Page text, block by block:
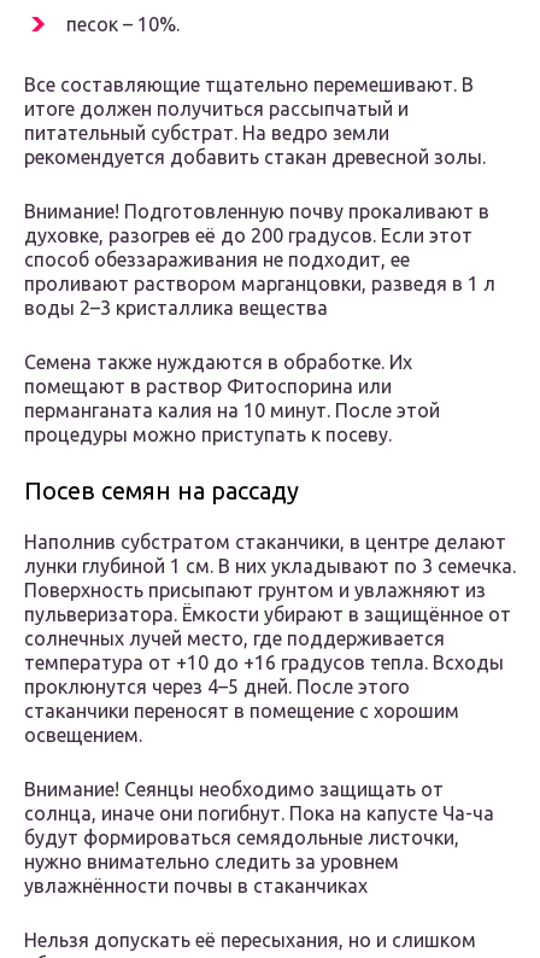
песок – 10%.
Все составляющие тщательно перемешивают. В
итоге должен получиться рассыпчатый и
питательный субстрат. На ведро земли
рекомендуется добавить стакан древесной золы.
Внимание! Подготовленную почву прокаливают в
духовке, разогрев её до 200 градусов. Если этот
способ обеззараживания не подходит, ее
проливают раствором марганцовки, разведя в 1 л
воды 2–3 кристаллика вещества
Семена также нуждаются в обработке. Их
помещают в раствор Фитоспорина или
перманганата калия на 10 минут. После этой
процедуры можно приступать к посеву.
Посев семян на рассаду
Наполнив субстратом стаканчики, в центре делают
лунки глубиной 1 см. В них укладывают по 3 семечка.
Поверхность присыпают грунтом и увлажняют из
пульверизатора. Ёмкости убирают в защищённое от
солнечных лучей место, где поддерживается
температура от +10 до +16 градусов тепла. Всходы
проклюнутся через 4–5 дней. После этого
стаканчики переносят в помещение с хорошим
освещением.
Внимание! Сеянцы необходимо защищать от
солнца, иначе они погибнут. Пока на капусте Ча-ча
будут формироваться семядольные листочки,
нужно внимательно следить за уровнем
увлажнённости почвы в стаканчиках
Нельзя допускать её пересыхания, но и слишком